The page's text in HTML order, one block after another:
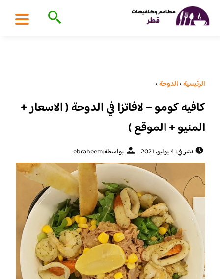
الرئيسية›الدوحة›
كافيه كومو – لافاتزا في الدوحة ( الاسعار +
المنيو + الموقع )
نشر في: 4 يوليو، 2021 بواسطة:ebraheem